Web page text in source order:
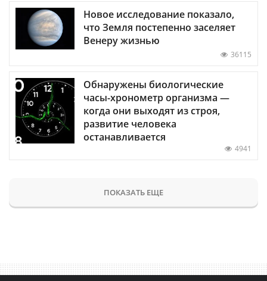
Новое исследование показало,
что Земля постепенно заселяет
Венеру жизнью
36115
Обнаружены биологические
часы-хронометр организма —
когда они выходят из строя,
развитие человека
останавливается
4941
ПОКАЗАТЬ ЕЩЕ